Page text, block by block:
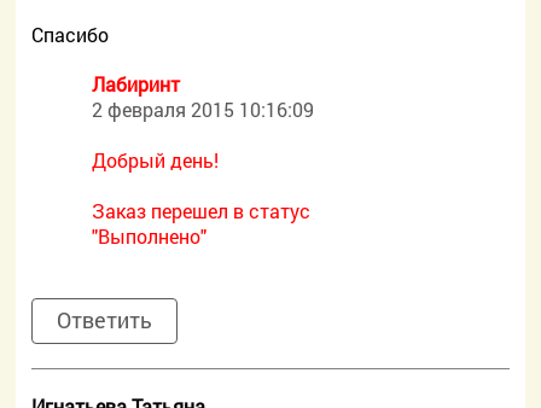
Спасибо
Лабиринт
2 февраля 2015 10:16:09
Добрый день!
Заказ перешел в статус
"Выполнено"
Ответить